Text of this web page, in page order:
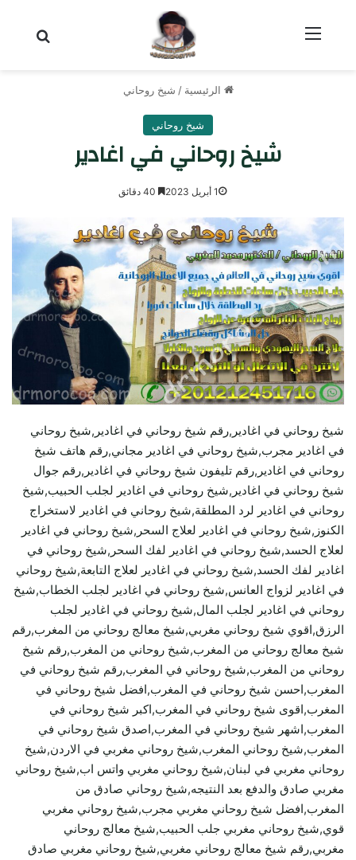
الرئيسية / شيخ روحاني
شيخ روحاني
شيخ روحاني في اغادير
1 أبريل 2023
شيخ روحاني في اغادير,رقم شيخ روحاني في اغادير,شيخ روحاني
في اغادير مجرب,شيخ روحاني في اغادير مجاني,رقم هاتف شيخ
روحاني في اغادير,رقم تليفون شيخ روحاني في اغادير,رقم جوال
شيخ روحاني في اغادير,شيخ روحاني في اغادير لجلب الحبيب,شيخ
روحاني في اغادير لرد المطلقة,شيخ روحاني في اغادير لاستخراج
الكنوز,شيخ روحاني في اغادير لعلاج السحر,شيخ روحاني في اغادير
لعلاج الحسد,شيخ روحاني في اغادير لفك السحر,شيخ روحاني في
اغادير لفك الحسد,شيخ روحاني في اغادير لعلاج التابعة,شيخ روحاني
في اغادير لزواج العانس,شيخ روحاني في اغادير لجلب الخطاب,شيخ
روحاني في اغادير لجلب المال,شيخ روحاني في اغادير لجلب
الرزق,اقوي شيخ روحاني مغربي,شيخ معالج روحاني من المغرب,رقم
شيخ معالج روحاني من المغرب,شيخ روحاني من المغرب,رقم شيخ
روحاني من المغرب,شيخ روحاني في المغرب,رقم شيخ روحاني في
المغرب,احسن شيخ روحاني في المغرب,افضل شيخ روحاني في
المغرب,اقوى شيخ روحاني في المغرب,اكبر شيخ روحاني في
المغرب,اشهر شيخ روحاني في المغرب,اصدق شيخ روحاني في
المغرب,شيخ روحاني المغرب,شيخ روحاني مغربي في الاردن,شيخ
روحاني مغربي في لبنان,شيخ روحاني مغربي واتس اب,شيخ روحاني
مغربي صادق والدفع بعد النتيجه,شيخ روحاني صادق من
المغرب,افضل شيخ روحاني مغربي مجرب,شيخ روحاني مغربي
قوي,شيخ روحاني مغربي جلب الحبيب,شيخ معالج روحاني
مغربي,رقم شيخ معالج روحاني مغربي,شيخ روحاني مغربي صادق